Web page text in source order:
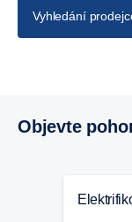
Vyhledání
Objevte